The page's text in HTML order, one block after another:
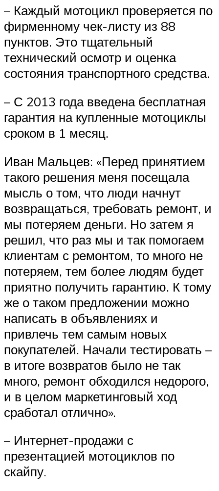
– Каждый мотоцикл проверяется по
фирменному чек-листу из 88
пунктов. Это тщательный
технический осмотр и оценка
состояния транспортного средства.
– С 2013 года введена бесплатная
гарантия на купленные мотоциклы
сроком в 1 месяц.
Иван Мальцев: «Перед принятием
такого решения меня посещала
мысль о том, что люди начнут
возвращаться, требовать ремонт, и
мы потеряем деньги. Но затем я
решил, что раз мы и так помогаем
клиентам с ремонтом, то много не
потеряем, тем более людям будет
приятно получить гарантию. К тому
же о таком предложении можно
написать в объявлениях и
привлечь тем самым новых
покупателей. Начали тестировать –
в итоге возвратов было не так
много, ремонт обходился недорого,
и в целом маркетинговый ход
сработал отлично».
– Интернет-продажи с
презентацией мотоциклов по
скайпу.